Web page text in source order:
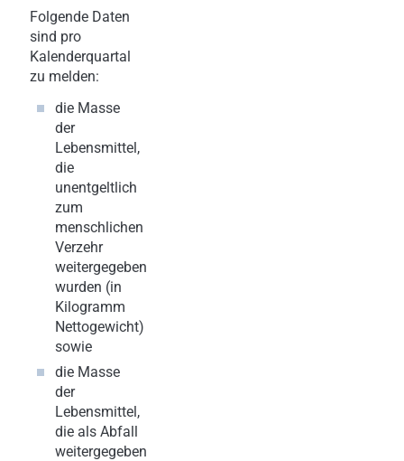
Folgende Daten
sind pro
Kalenderquartal
zu melden:
die Masse
der
Lebensmittel,
die
unentgeltlich
zum
menschlichen
Verzehr
weitergegeben
wurden (in
Kilogramm
Nettogewicht)
sowie
die Masse
der
Lebensmittel,
die als Abfall
weitergegeben